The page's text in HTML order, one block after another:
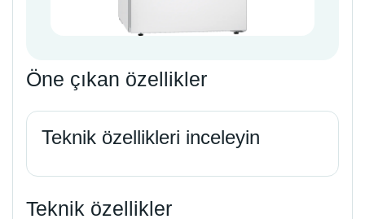
Öne çıkan özellikler
Teknik özellikleri inceleyin
Teknik özellikler